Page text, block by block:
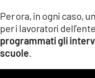
Per ora, in ogni caso,
per i lavoratori
programmati gli
scuole